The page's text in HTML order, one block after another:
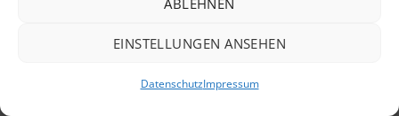
EINSTELLUNGEN ANSEHEN
DatenschutzImpressum